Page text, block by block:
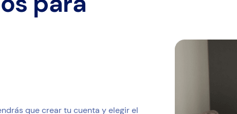
que crear tu cuenta y elegir el